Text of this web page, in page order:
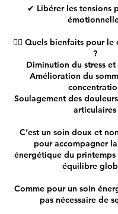
✔ Libérer les tensions
💆‍♀️ Quels bienfaits pour le
?
Diminution du stress et
Amélioration du
Soulagement des
articulaires
C’est un soin doux et
pour accompagner
énergétique du printemps
équilibre
Comme pour un soin
pas nécessaire de